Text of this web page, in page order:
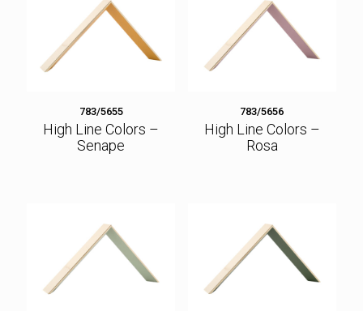
783/5655
High Line Colors –
Senape
783/5656
High Line Colors –
Rosa